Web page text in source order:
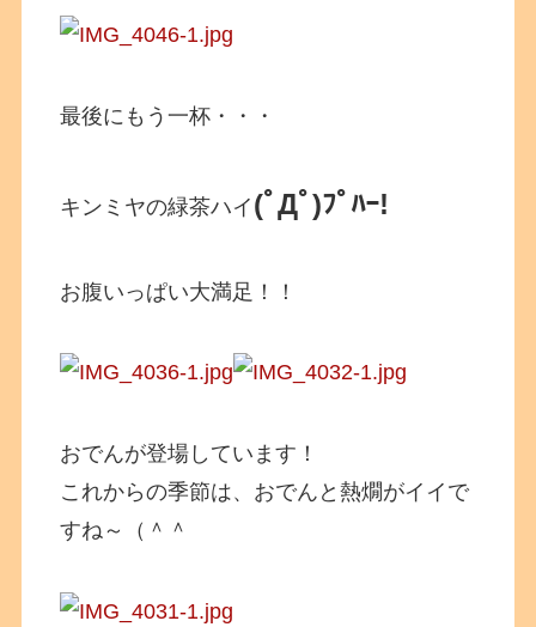
最後にもう一杯・・・
キンミヤの緑茶ハイ (ﾟДﾟ)ﾌﾟﾊｰ!
お腹いっぱい大満足！！
おでんが登場しています！
これからの季節は、おでんと熱燗がイイで
すね～（＾＾